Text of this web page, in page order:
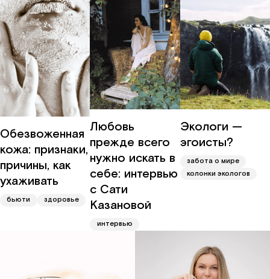
Обезвоженная
кожа: признаки,
причины, как
ухаживать
бьюти здоровье
Любовь
прежде всего
нужно искать в
себе: интервью
с Сати
Казановой
интервью
Экологи —
эгоисты?
забота о мире
колонки экологов